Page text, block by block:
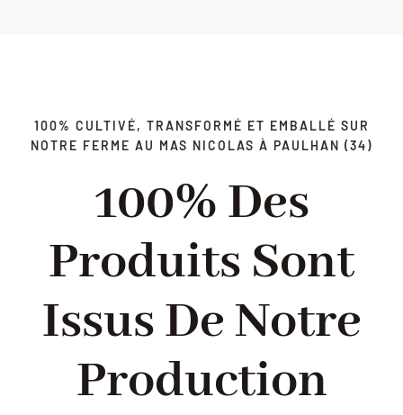
100% CULTIVÉ, TRANSFORMÉ ET EMBALLÉ SUR
NOTRE FERME AU MAS NICOLAS À PAULHAN (34)
100% Des
Produits Sont
Issus De Notre
Production